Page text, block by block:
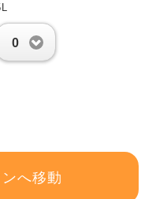
0
へ移動